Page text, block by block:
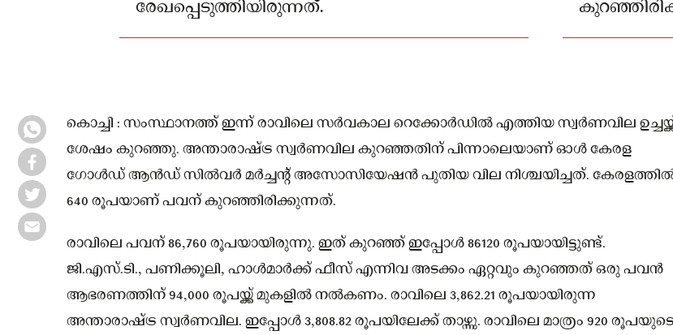
രേഖപ്പെടുത്തിയിരുന്നത്.
കൊച്ചി : സംസ്ഥാനത്ത് ഇന്ന് രാവിലെ സർവകാല റെക്കോർഡിൽ എത്തിയ സ്വർണവില
ശേഷം കുറഞ്ഞു. അന്താരാഷ്ട്ര സ്വർണവില കുറഞ്ഞതിന് പിന്നാലെയാണ് ഓൾ കേരള
ഗോൾഡ് ആൻഡ് സിൽവർ മർച്ചന്റ് അസോസിയേഷൻ പുതിയ വില നിശ്ചയിച്ചത്.
640 രൂപയാണ് പവന് കുറഞ്ഞിരിക്കുന്നത്.
രാവിലെ പവന് 86,760 രൂപയായിരുന്നു. ഇത് കുറഞ്ഞ്‍ ഇപ്പോൾ 86120 രൂപയായിട്ടുണ്ട്.
ജി.എസ്.ടി., പണിക്കൂലി, ഹാൾമാർക്ക് ഫീസ് എന്നിവ അടക്കം ഏറ്റവും കുറഞ്ഞത് ഒരു പവൻ
ആഭരണത്തിന് 94,000 രൂപയ്ക്ക് മുകളിൽ നൽകണം. രാവിലെ 3,862.21 രൂപയായിരുന്ന
അന്താരാഷ്ട്ര സ്വർണവില. ഇപ്പോൾ 3,808.82 രൂപയിലേക്ക് താഴ്ന്നു. രാവിലെ മാത്രം 920 രൂപയുടെ